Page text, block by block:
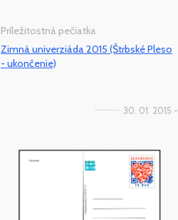
Príležitostná pečiatka
Zimná univerziáda 2015 (Štrbské Pleso
- ukončenie)
30. 01. 2015 -